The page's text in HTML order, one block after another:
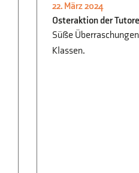
SCHÜLER FÜR
22. März 2024
Osteraktion der
Süße
Klassen.